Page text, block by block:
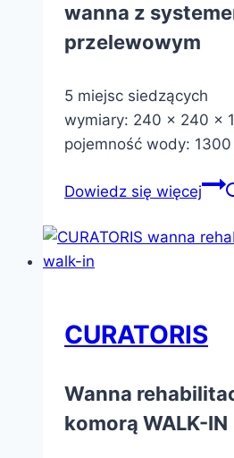
wanna z
przelewowym
5 miejsc siedzących
wymiary: 240 x 240 x
pojemność wody: 1300
Dowiedz się więcej
CURATORIS
Wanna
komorą WALK-IN